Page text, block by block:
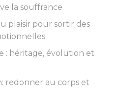
la souffrance
plaisir pour sortir des
: héritage, évolution et
redonner au corps et